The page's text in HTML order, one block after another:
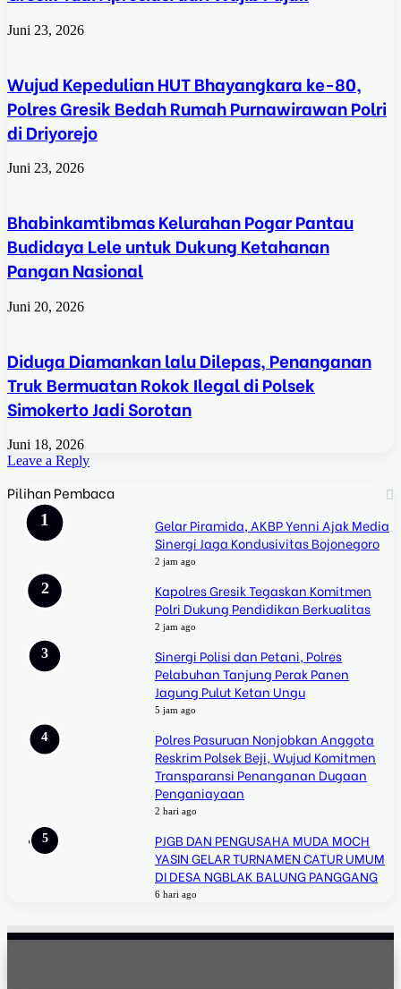
Juni 23, 2026
Wujud Kepedulian HUT Bhayangkara ke-80,
Polres Gresik Bedah Rumah Purnawirawan Polri
di Driyorejo
Juni 23, 2026
Bhabinkamtibmas Kelurahan Pogar Pantau
Budidaya Lele untuk Dukung Ketahanan
Pangan Nasional
Juni 20, 2026
Diduga Diamankan lalu Dilepas, Penanganan
Truk Bermuatan Rokok Ilegal di Polsek
Simokerto Jadi Sorotan
Juni 18, 2026
Leave a Reply
Pilihan Pembaca
Gelar Piramida, AKBP Yenni Ajak Media
Sinergi Jaga Kondusivitas Bojonegoro
2 jam ago
Kapolres Gresik Tegaskan Komitmen
Polri Dukung Pendidikan Berkualitas
2 jam ago
Sinergi Polisi dan Petani, Polres
Pelabuhan Tanjung Perak Panen
Jagung Pulut Ketan Ungu
5 jam ago
Polres Pasuruan Nonjobkan Anggota
Reskrim Polsek Beji, Wujud Komitmen
Transparansi Penanganan Dugaan
Penganiayaan
2 hari ago
PJGB DAN PENGUSAHA MUDA MOCH
YASIN GELAR TURNAMEN CATUR UMUM
DI DESA NGBLAK BALUNG PANGGANG
6 hari ago